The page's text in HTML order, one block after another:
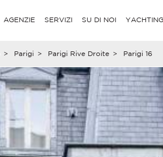
AGENZIE SERVIZI SU DI NOI
> Parigi > Parigi Rive Droite > Parigi 16